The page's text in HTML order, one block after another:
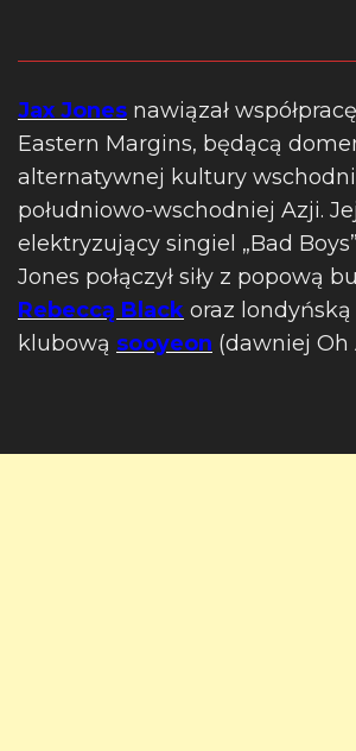
Jax Jones nawiązał
Eastern Margins, będącą
alternatywnej kultury
południowo-wschodniej Azji.
elektryzujący singiel „Bad
Jones połączył siły z popową
Rebeccą Black oraz
klubową sooyeon (dawniej Oh